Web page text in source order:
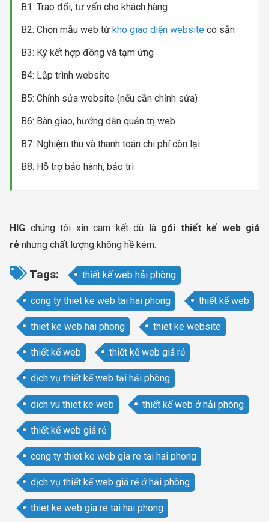
B1: Trao đổi, tư vấn cho khách hàng
B2: Chọn mẫu web từ kho giao diện website có sẵn
B3: Ký kết hợp đồng và tạm ứng
B4: Lập trình website
B5: Chỉnh sửa website (nếu cần chỉnh sửa)
B6: Bàn giao, hướng dẫn quản trị web
B7: Nghiệm thu và thanh toán chi phí còn lại
B8: Hỗ trợ bảo hành, bảo trì
HIG chúng tôi xin cam kết dù là gói thiết kế web giá
rẻ nhưng chất lượng không hề kém.
Tags: thiết kế web hải phòng
cong ty thiet ke web tai hai phong thiết kế web
thiet ke web hai phong thiet ke website
thiết kế web thiết kế web giá rẻ
dịch vụ thiết kế web tại hải phòng
dich vu thiet ke web thiết kế web ở hải phòng
thiết kế web giá rẻ
cong ty thiet ke web gia re tai hai phong
dịch vụ thiết kế web giá rẻ ở hải phòng
thiet ke web gia re tai hai phong